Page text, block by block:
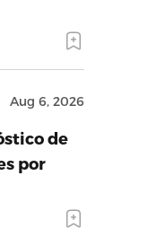
Aug 6, 2026
de
por